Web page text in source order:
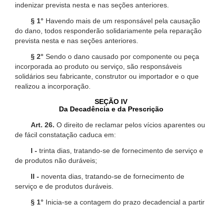
indenizar prevista nesta e nas seções anteriores.
§ 1° Havendo mais de um responsável pela causação
do dano, todos responderão solidariamente pela reparação
prevista nesta e nas seções anteriores.
§ 2° Sendo o dano causado por componente ou peça
incorporada ao produto ou serviço, são responsáveis
solidários seu fabricante, construtor ou importador e o que
realizou a incorporação.
SEÇÃO IV
Da Decadência e da Prescrição
Art. 26. O direito de reclamar pelos vícios aparentes ou
de fácil constatação caduca em:
I - trinta dias, tratando-se de fornecimento de serviço e
de produtos não duráveis;
II - noventa dias, tratando-se de fornecimento de
serviço e de produtos duráveis.
§ 1° Inicia-se a contagem do prazo decadencial a partir